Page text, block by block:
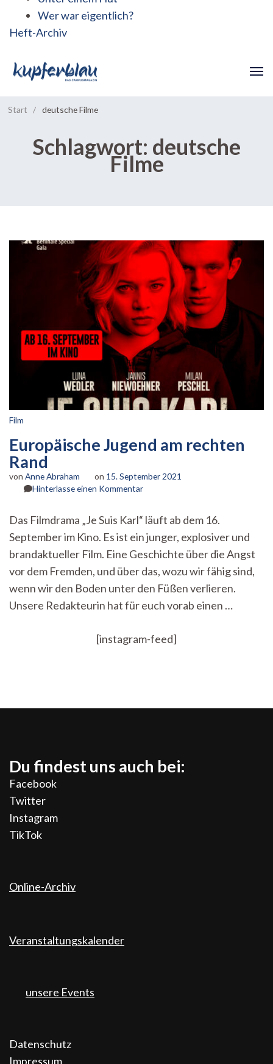
Wer war eigentlich?
Heft-Archiv
Start / deutsche Filme
Schlagwort: deutsche
Filme
Film
Europäische Jugend am rechten
Rand
von Anne Abraham on 15. September 2021
Hinterlasse einen Kommentarzu
am
rechten
Rand
Das Filmdrama „Je Suis Karl“ läuft ab dem 16.
September im Kino. Es ist ein junger, explosiver und
brandaktueller Film. Eine Geschichte über die Angst
vor dem Fremden, und über das, wozu wir fähig sind,
wenn wir den Boden unter den Füßen verlieren.
Unsere Redakteurin hat für euch vorab einen …
[instagram-feed]
Du findest uns auch bei:
Facebook
Twitter
Instagram
TikTok
Online-Archiv
Veranstaltungskalender
unsere Events
Datenschutz
Impressum